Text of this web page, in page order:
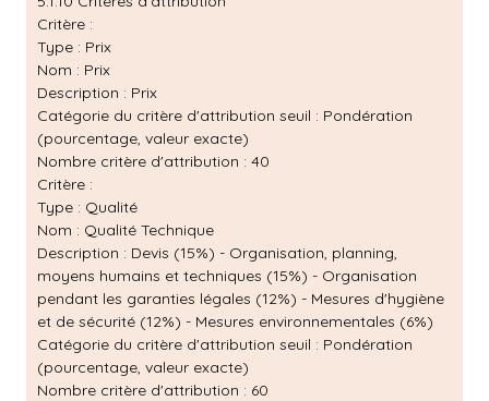
Critère :
Type : Prix
Nom : Prix
Description : Prix
Catégorie du critère d'attribution seuil : Pondération
(pourcentage, valeur exacte)
Nombre critère d'attribution : 40
Critère :
Type : Qualité
Nom : Qualité Technique
Description : Devis (15%) - Organisation, planning,
moyens humains et techniques (15%) - Organisation
pendant les garanties légales (12%) - Mesures d'hygiène
et de sécurité (12%) - Mesures environnementales (6%)
Catégorie du critère d'attribution seuil : Pondération
(pourcentage, valeur exacte)
Nombre critère d'attribution : 60